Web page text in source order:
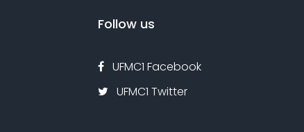
Follow us
UFMC1 Facebook
UFMC1 Twitter